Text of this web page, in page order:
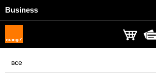
Business
все